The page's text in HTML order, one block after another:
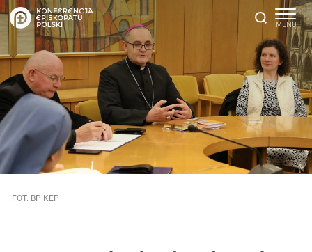
FOT. BP KEP